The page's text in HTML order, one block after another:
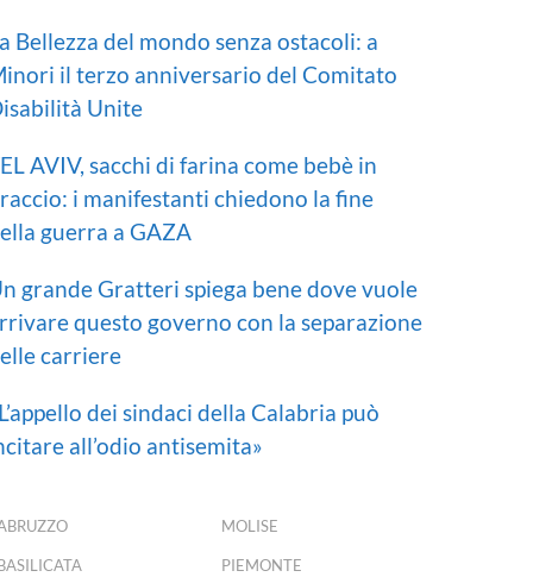
Bellezza del mondo senza ostacoli: a
il terzo anniversario del Comitato
Unite
AVIV, sacchi di farina come bebè in
i manifestanti chiedono la fine
guerra a GAZA
grande Gratteri spiega bene dove vuole
questo governo con la separazione
carriere
dei sindaci della Calabria può
all’odio antisemita»
MOLISE
PIEMONTE